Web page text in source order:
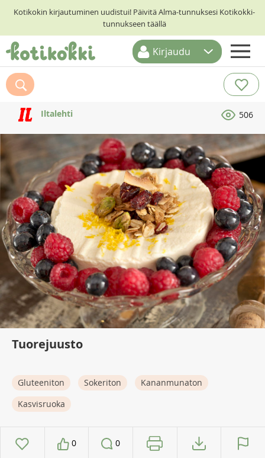
Kotikokin kirjautuminen uudistui! Päivitä Alma-tunnuksesi Kotikokki-
tunnukseen täällä
ETUSIVU
RESEPTIHAKU
RUOKATEEMAT
KESKUSTELUT
KOTIKOKIT
Kirjaudu
Iltalehti 506
Tuorejuusto
Gluteeniton Sokeriton
Kananmunaton
Kasvisruoka
0 0